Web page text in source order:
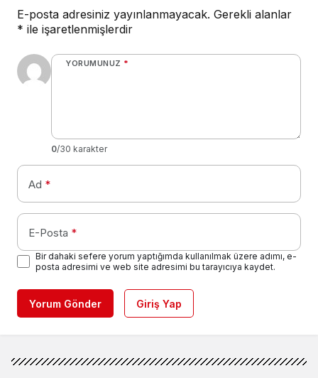
E-posta adresiniz yayınlanmayacak. Gerekli alanlar
* ile işaretlenmişlerdir
YORUMUNUZ *
0/30 karakter
Ad *
E-Posta *
Bir dahaki sefere yorum yaptığımda kullanılmak üzere adımı, e-
posta adresimi ve web site adresimi bu tarayıcıya kaydet.
Yorum Gönder Giriş Yap